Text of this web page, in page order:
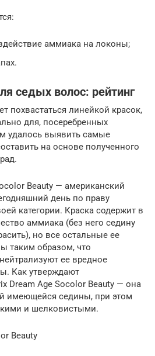
аммиака на локоны;
седых волос: рейтинг
похвастаться линейкой красок,
для, посеребренных
удалось выявить самые
на основе полученного
Beauty — американский
день по праву
категории. Краска содержит в
аммиака (без него седину
но все остальные ее
таким образом, что
ее вредное
Как утверждают
Dream Age Socolor Beauty — она
имеющейся седины, при этом
и шелковистыми.
Beauty